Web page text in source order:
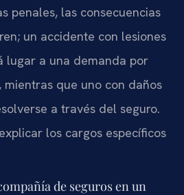
penales, las consecuencias
un accidente con lesiones
lugar a una demanda por
mientras que uno con daños
a través del seguro.
los cargos específicos
de seguros en un